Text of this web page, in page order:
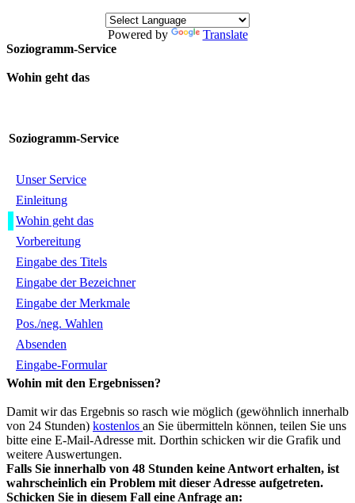
Powered by
Translate
Soziogramm-Service
Wohin geht das
Soziogramm-Service
Unser Service
Einleitung
Wohin geht das
Vorbereitung
Eingabe des Titels
Eingabe der Bezeichner
Eingabe der Merkmale
Pos./neg. Wahlen
Absenden
Eingabe-Formular
Wohin mit den Ergebnissen?
Damit wir das Ergebnis so rasch wie möglich (gewöhnlich innerhalb
von 24 Stunden) kostenlos an Sie übermitteln können, teilen Sie uns
bitte eine E-Mail-Adresse mit. Dorthin schicken wir die Grafik und
weitere Auswertungen.
Falls Sie innerhalb von 48 Stunden keine Antwort erhalten, ist
wahrscheinlich ein Problem mit dieser Adresse aufgetreten.
Schicken Sie in diesem Fall eine Anfrage an: